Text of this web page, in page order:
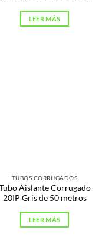
LEER MÁS
TUBOS CORRUGADOS
Aislante Corrugado
20IP Gris de 50 metros
LEER MÁS